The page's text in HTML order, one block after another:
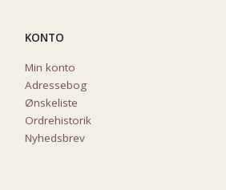
KONTO
Min konto
Adressebog
Ønskeliste
Ordrehistorik
Nyhedsbrev